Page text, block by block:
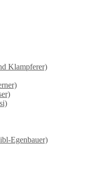
Klampferer)
Egenbauer)